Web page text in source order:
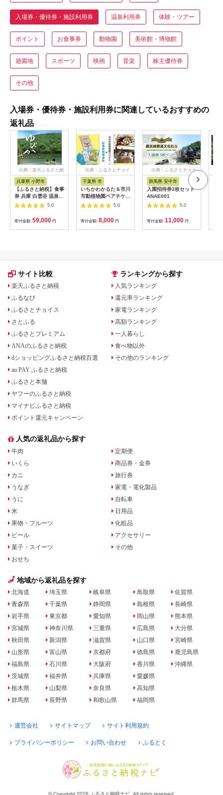
入場券・優待券・施設利用券 温泉利用券 体験・ツアー
ポイント お食事券 動物園 美術館・博物館
遊園地 スポーツ 映画 音楽 株主優待券
その他
入場券・優待券・施設利用券に関連しているおすすめの
返礼品
出典：楽天ふるさと納
兵庫県 小野市
【ふるさと納税】食事
券 兵庫 白雲谷 温泉
ゆぴか 入浴券 10枚＋
お食事券 (1,000円)
10枚 セット 旅行 旅
温泉旅行 スパ サウナ
岩盤浴 マッサージ エ
トラン 健康 美容 兵庫
5.0
寄付金額: 59,000 円
出典：ふるさとチョイ
千葉県 市
いちかわかるた＆市川
市動植物園ペアチケッ
ト 【12203-0196】
5.0
寄付金額: 8,000 円
出典：ふるさとチョイ
群馬県 安中市
入園招待券3枚セット
ANAE001
5.0
寄付金額: 11,000 円
サイト比較
楽天ふるさと納税
ふるなび
ふるさとチョイス
さとふる
ふるさとプレミアム
ANAのふるさと納税
dショッピングふるさと納税百選
au PAY ふるさと納税
ふるさと本舗
ヤフーのふるさと納税
マイナビふるさと納税
ポイント還元キャンペーン
ランキングから探す
人気ランキング
還元率ランキング
家電ランキング
高額ランキング
一人暮らし
食べ物以外
その他のランキング
人気の返礼品から探す
牛肉
いくら
カニ
うなぎ
うに
米
果物・フルーツ
ビール
菓子・スイーツ
おせち
定期便
商品券・金券
旅行券
家電・電化製品
自転車
日用品
化粧品
アクセサリー
その他
地域から返礼品を探す
北海道
青森県
岩手県
宮城県
秋田県
山形県
福島県
茨城県
栃木県
群馬県
埼玉県
千葉県
東京都
神奈川県
新潟県
富山県
石川県
福井県
山梨県
長野県
岐阜県
静岡県
愛知県
三重県
滋賀県
京都府
大阪府
兵庫県
奈良県
和歌山県
鳥取県
島根県
岡山県
広島県
山口県
徳島県
香川県
愛媛県
高知県
福岡県
佐賀県
長崎県
熊本県
大分県
宮崎県
鹿児島県
沖縄県
運営会社 サイトマップ サイト利用規約
プライバシーポリシー お問い合わせ ふるとく